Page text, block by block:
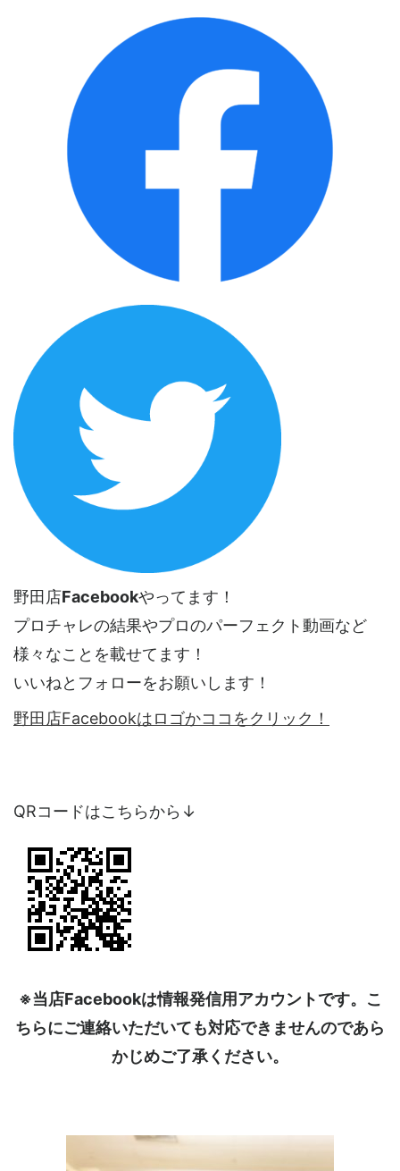
野田店Facebookやってます！
プロチャレの結果やプロのパーフェクト動画など
様々なことを載せてます！
いいねとフォローをお願いします！
野田店Facebookはロゴかココをクリック！
QRコードはこちらから↓
※当店Facebookは情報発信用アカウントです。こ
ちらにご連絡いただいても対応できませんのであら
かじめご了承ください。